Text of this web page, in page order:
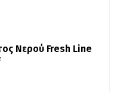
Νερού Fresh Line